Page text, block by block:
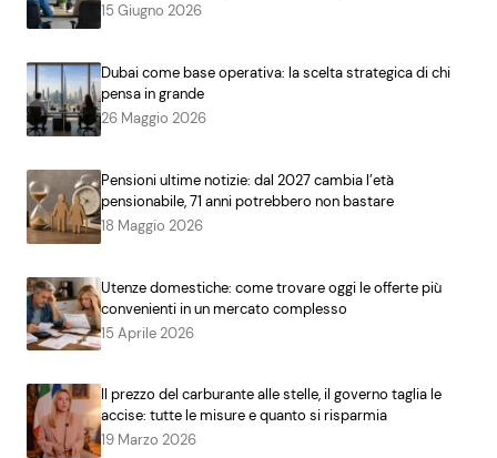
15 Giugno 2026
Dubai come base operativa: la scelta strategica di chi
pensa in grande
26 Maggio 2026
Pensioni ultime notizie: dal 2027 cambia l’età
pensionabile, 71 anni potrebbero non bastare
18 Maggio 2026
Utenze domestiche: come trovare oggi le offerte più
convenienti in un mercato complesso
15 Aprile 2026
Il prezzo del carburante alle stelle, il governo taglia le
accise: tutte le misure e quanto si risparmia
19 Marzo 2026